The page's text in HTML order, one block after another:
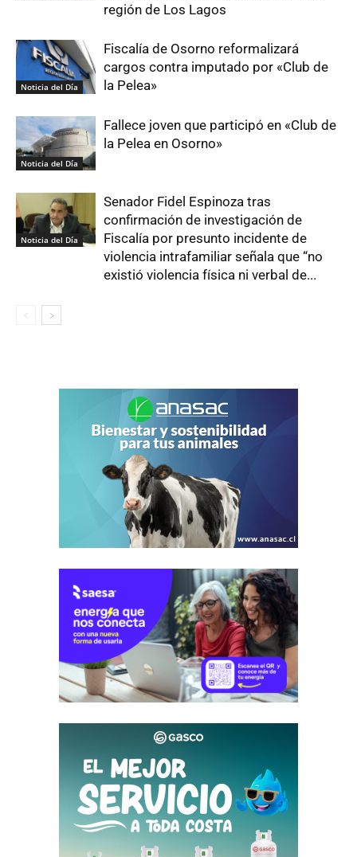
región de Los Lagos
Noticia del Día
Fiscalía de Osorno reformalizará
cargos contra imputado por «Club de
la Pelea»
Noticia del Día
Fallece joven que participó en «Club de
la Pelea en Osorno»
Noticia del Día
Senador Fidel Espinoza tras
confirmación de investigación de
Fiscalía por presunto incidente de
violencia intrafamiliar señala que “no
existió violencia física ni verbal de...